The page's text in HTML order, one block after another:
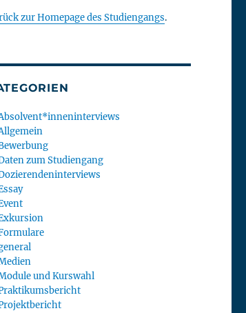
zur Homepage des Studiengangs.
zum Studiengang
und Kurswahl